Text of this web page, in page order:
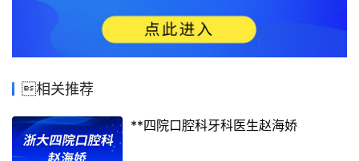
相关推荐
**四院口腔科牙科医生赵海娇